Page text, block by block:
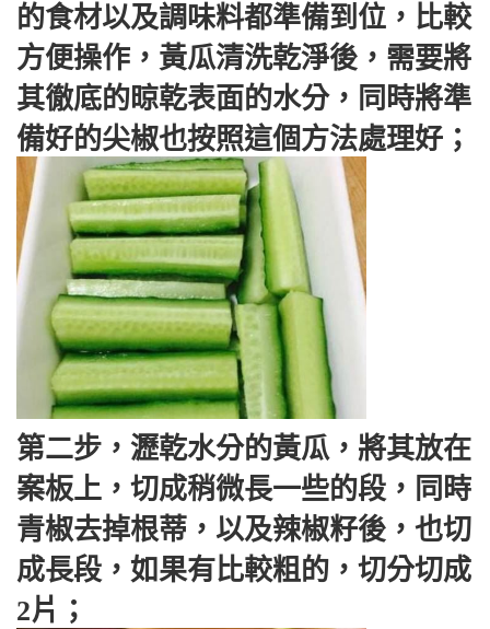
的食材以及調味料都準備到位，比較
方便操作，黃瓜清洗乾淨後，需要將
其徹底的晾乾表面的水分，同時將準
備好的尖椒也按照這個方法處理好；
第二步，瀝乾水分的黃瓜，將其放在
案板上，切成稍微長一些的段，同時
青椒去掉根蒂，以及辣椒籽後，也切
成長段，如果有比較粗的，切分切成
2片；